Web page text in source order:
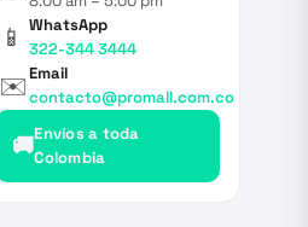
📱
WhatsApp
322-344 3444
✉️Email
contacto@promall.com.co
🚚Envíos a toda
Colombia